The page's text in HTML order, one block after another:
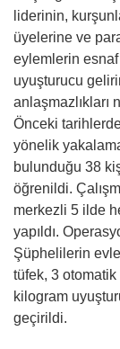
liderinin,
üyelerine ve
eylemlerin
uyuşturucu
Önceki
yönelik
bulunduğu 38
öğrenildi.
merkezli 5 ilde
yapıldı.
Şüphelilerin
tüfek, 3
kilogram
geçirildi.